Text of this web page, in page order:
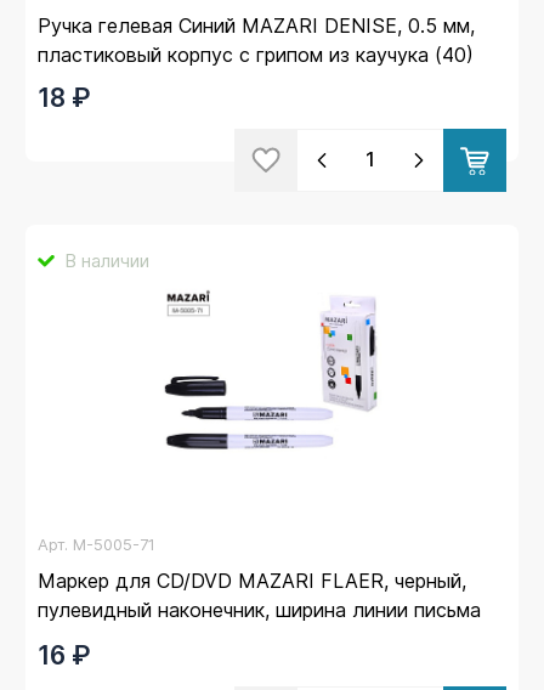
Ручка гелевая Синий MAZARI DENISE, 0.5 мм,
пластиковый корпус с грипом из каучука (40)
18 ₽
В наличии
Арт. M-5005-71
Маркер для CD/DVD MAZARI FLAER, черный,
пулевидный наконечник, ширина линии письма
16 ₽